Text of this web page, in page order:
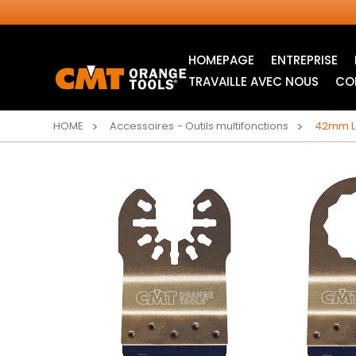
HOMEPAGE ENTREPRISE
LAMES CIRCULAIRES
INDUSTRIELLES
LAMES POUR SCIE
SAUTEUSE
TRAVAILLE AVEC NOUS
HOME Accessoires - Outils multifonctions 42mm